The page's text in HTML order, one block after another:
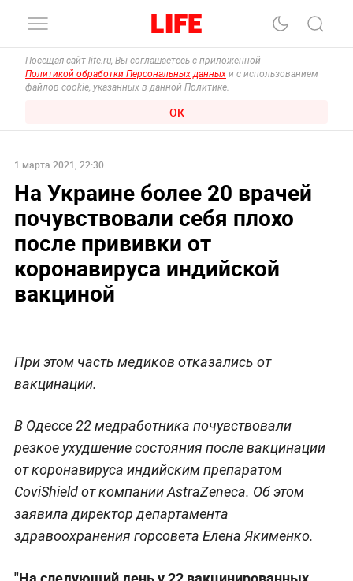
Посещая сайт life.ru, Вы соглашаетесь с приложенной
Политикой обработки Персональных данных и с использованием
файлов cookie, указанных в данной Политике.
ОК
1 марта 2021, 22:30
На Украине более 20 врачей
почувствовали себя плохо
после прививки от
коронавируса индийской
вакциной
При этом часть медиков отказались от
вакцинации.
В Одессе 22 медработника почувствовали
резкое ухудшение состояния после вакцинации
от коронавируса индийским препаратом
CoviShield от компании AstraZeneca. Об этом
заявила директор департамента
здравоохранения горсовета Елена Якименко.